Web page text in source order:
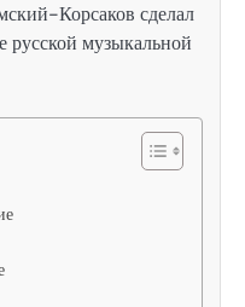
Корсаков сделал
русской музыкальной